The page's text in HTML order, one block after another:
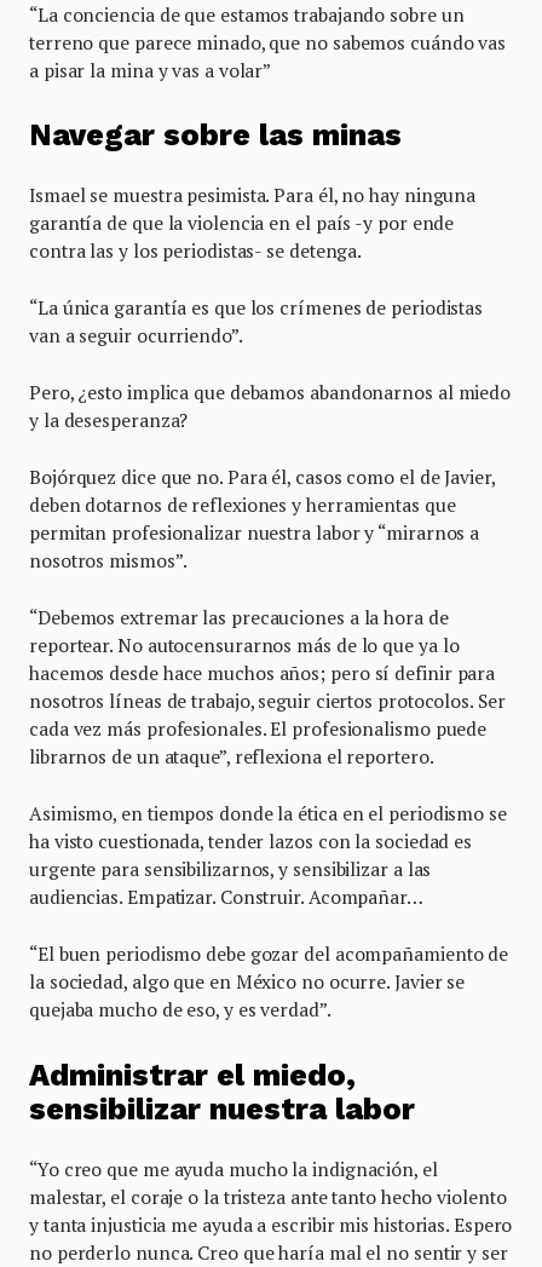
“La conciencia de que estamos trabajando sobre un
terreno que parece minado, que no sabemos cuándo vas
a pisar la mina y vas a volar”
Navegar sobre las minas
Ismael se muestra pesimista. Para él, no hay ninguna
garantía de que la violencia en el país -y por ende
contra las y los periodistas- se detenga.
“La única garantía es que los crímenes de periodistas
van a seguir ocurriendo”.
Pero, ¿esto implica que debamos abandonarnos al miedo
y la desesperanza?
Bojórquez dice que no. Para él, casos como el de Javier,
deben dotarnos de reflexiones y herramientas que
permitan profesionalizar nuestra labor y “mirarnos a
nosotros mismos”.
“Debemos extremar las precauciones a la hora de
reportear. No autocensurarnos más de lo que ya lo
hacemos desde hace muchos años; pero sí definir para
nosotros líneas de trabajo, seguir ciertos protocolos. Ser
cada vez más profesionales. El profesionalismo puede
librarnos de un ataque”, reflexiona el reportero.
Asimismo, en tiempos donde la ética en el periodismo se
ha visto cuestionada, tender lazos con la sociedad es
urgente para sensibilizarnos, y sensibilizar a las
audiencias. Empatizar. Construir. Acompañar…
“El buen periodismo debe gozar del acompañamiento de
la sociedad, algo que en México no ocurre. Javier se
quejaba mucho de eso, y es verdad”.
Administrar el miedo,
sensibilizar nuestra labor
“Yo creo que me ayuda mucho la indignación, el
malestar, el coraje o la tristeza ante tanto hecho violento
y tanta injusticia me ayuda a escribir mis historias. Espero
no perderlo nunca. Creo que haría mal el no sentir y ser